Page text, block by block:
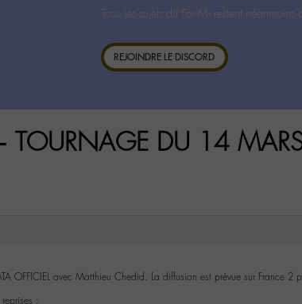
Tous les sujets du For-M- restent
REJOINDRE LE DISCORD
– TOURNAGE DU 14
OFFICIEL avec Matthieu Chedid. La diffusion est prévue sur France 2
: